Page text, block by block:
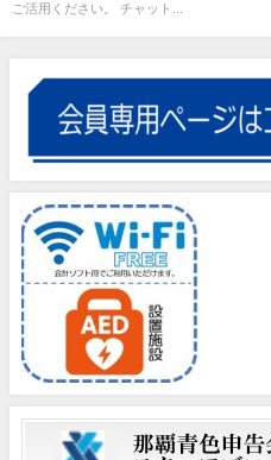
ご活用ください。 チャット...